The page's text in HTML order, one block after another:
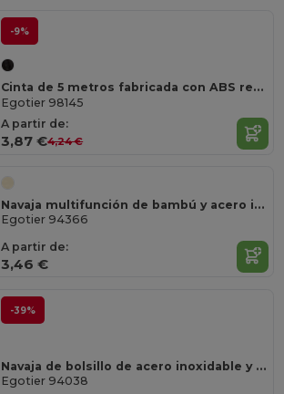
-9%
Cinta de 5 metros fabricada con ABS reciclado (100% rABS) y bambú
Egotier 98145
A partir de:
3,87 €4,24 €
Navaja multifunción de bambú y acero inoxidable con mango de PU
Egotier 94366
A partir de:
3,46 €
-39%
Navaja de bolsillo de acero inoxidable y madera
Egotier 94038